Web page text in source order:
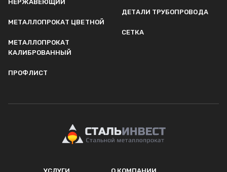
НЕРЖАВЕЮЩИЙ
МЕТАЛЛОПРОКАТ ЦВЕТНОЙ
МЕТАЛЛОПРОКАТ
КАЛИБРОВАННЫЙ
ПРОФЛИСТ
ДЕТАЛИ ТРУБОПРОВОДА
СЕТКА